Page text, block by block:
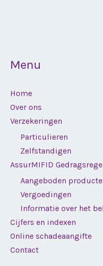
Menu
Home
Over ons
Verzekeringen
Particulieren
Zelfstandigen
AssurMIFID
Aangeboden
Vergoedingen
Informatie over het
Cijfers en indexen
Online schadeaangifte
Contact